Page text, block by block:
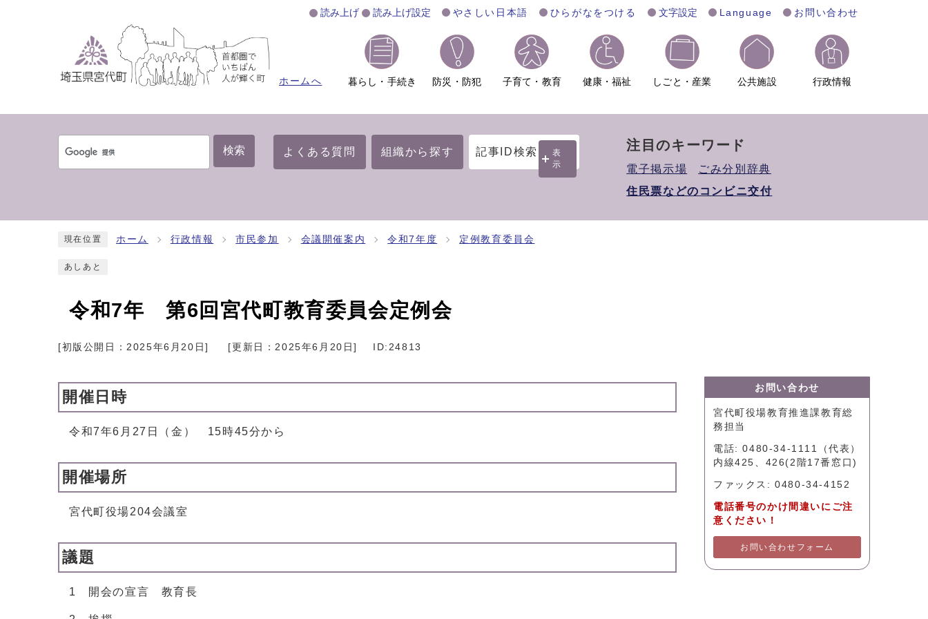
読み上げ 読み上げ設定 やさしい日本語 ひらがなをつける 文字設定 Language お問い合わせ
ホームへ 暮らし・手続き 防災・防犯 子育て・教育 健康・福祉 しごと・産業 公共施設 行政情報
検索 よくある質問 組織から探す 記事ID検索
表
示
注目のキーワード
電子掲示場
ごみ分別辞典
住民票などのコンビニ交付
現在位置 ホーム 行政情報 市民参加 会議開催案内 令和7年度 定例教育委員会
あしあと
令和7年 第6回宮代町教育委員会定例会
[初版公開日：2025年6月20日] [更新日：2025年6月20日] ID:24813
開催日時
令和7年6月27日（金） 15時45分から
開催場所
宮代町役場204会議室
議題
1 開会の宣言 教育長
お問い合わせ
宮代町役場教育推進課教育総
務担当
電話: 0480-34-1111（代表）
内線425、426(2階17番窓口)
ファックス: 0480-34-4152
電話番号のかけ間違いにご注
意ください！
お問い合わせフォーム